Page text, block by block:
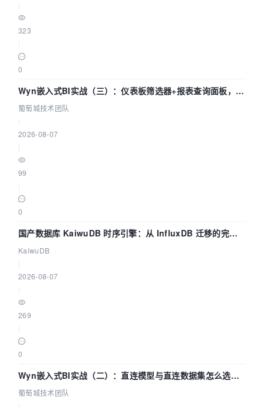
323
0
Wyn嵌入式BI实战（三）：仪表板筛选器+报表查询面板，参
数联动全闭环
葡萄城技术团队
2026-08-07
99
0
国产数据库 KaiwuDB 时序引擎：从 InfluxDB 迁移的完整
技术路径
KaiwuDB
2026-08-07
269
0
Wyn嵌入式BI实战（二）：直连模型与直连数据集怎么选，
参数为什么不生效？| 葡萄城技术团队
葡萄城技术团队